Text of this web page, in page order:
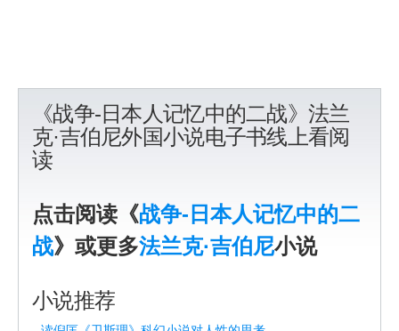
《战争-日本人记忆中的二战》法兰
克·吉伯尼外国小说电子书线上看阅
读
点击阅读《战争-日本人记忆中的二
战》或更多法兰克·吉伯尼小说
小说推荐